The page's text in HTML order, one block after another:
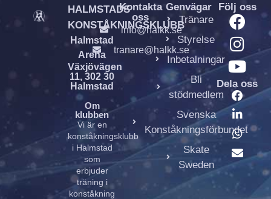
HALMSTADS
KONSTÅKNINGSKLUBB
Halmstad
Arena
Växjövägen
11, 302 30
Halmstad
Om
klubben
Vi är en
konståkningsklubb
i Halmstad
som
erbjuder
träning i
konståkning
Kontakta
oss
info@halkk.se
tranare@halkk.se
Genvägar
Tränare
Styrelse
Inbetalningar
Bli
stödmedlem
Svenska
Konståkningsförbundet
Skate
Sweden
Följ oss
Dela oss